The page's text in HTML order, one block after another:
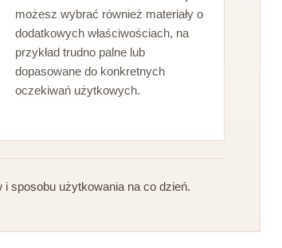
możesz wybrać również materiały o
dodatkowych właściwościach, na
przykład trudno palne lub
dopasowane do konkretnych
oczekiwań użytkowych.
sposobu użytkowania na co dzień.